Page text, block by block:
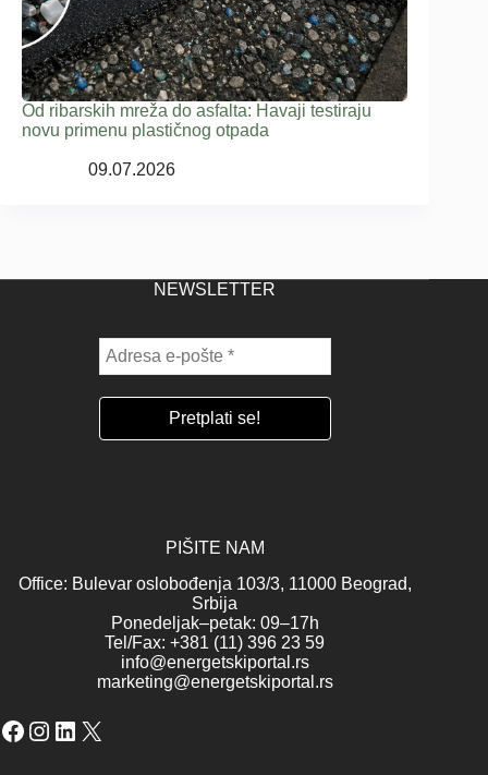
Od ribarskih mreža do asfalta: Havaji testiraju
novu primenu plastičnog otpada
09.07.2026
NEWSLETTER
PIŠITE NAM
Office: Bulevar oslobođenja 103/3, 11000 Beograd,
Srbija
Ponedeljak–petak: 09–17h
Tel/Fax: +381 (11) 396 23 59
info@energetskiportal.rs
marketing@energetskiportal.rs
Facebook
Instagram
LinkedIn
X